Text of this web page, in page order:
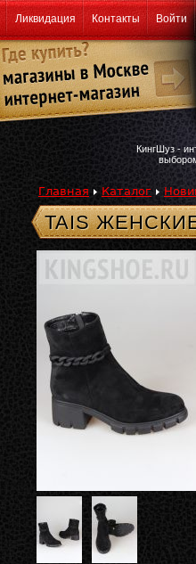
Ликвидация Контакты Войти
КингШуз -
Главная Каталог
TAIS